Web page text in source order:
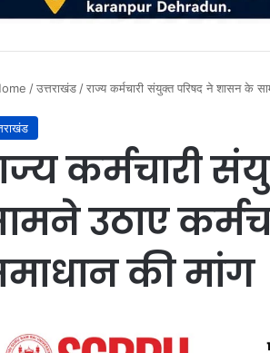
/उत्तराखंड/राज्य कर्मचारी संयुक्त परिषद ने शासन के
कर्मचारी
उठाए
की मांग